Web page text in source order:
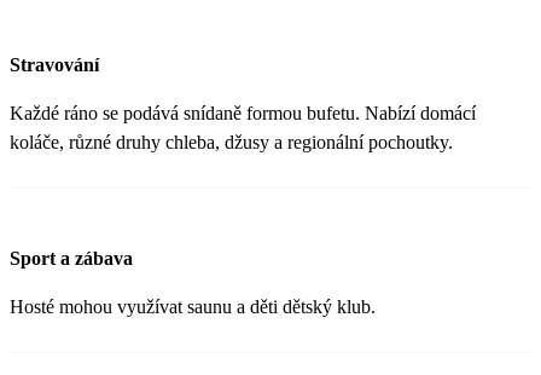
Stravování
Každé ráno se podává snídaně formou bufetu. Nabízí domácí
koláče, různé druhy chleba, džusy a regionální pochoutky.
Sport a zábava
Hosté mohou využívat saunu a děti dětský klub.